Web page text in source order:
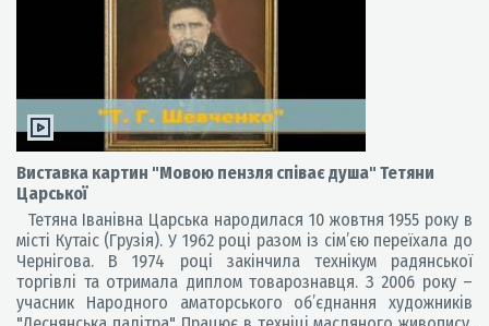
Виставка картин "Мовою пензля співає душа" Тетяни
Царської
Тетяна Іванівна Царська народилася 10 жовтня 1955 року в
місті Кутаіс (Грузія). У 1962 році разом із сім’єю переїхала до
Чернігова. В 1974 році закінчила технікум радянської
торгівлі та отримала диплом товарознавця. З 2006 року –
учасник Народного аматорського об’єднання художників